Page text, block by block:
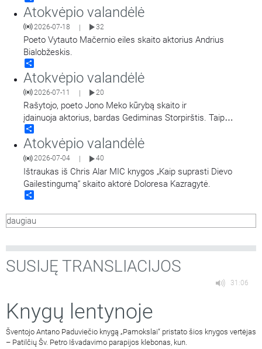
Paplauskienė.
Atokvėpio valandėlė
2026-07-18 | 32
Poeto Vytauto Mačernio eiles skaito aktorius Andrius
Bialobžeskis.
Atokvėpio valandėlė
2026-07-11 | 20
Rašytojo, poeto Jono Meko kūrybą skaito ir
įdainuoja aktorius, bardas Gediminas Storpirštis. Taip
pat girdime kūrinius pagal Jono Meko žodžius iš Gedimino
Storpirščio dainų rinkinio „Šaknys“.
Atokvėpio valandėlė
2026-07-04 40
Ištraukas iš Chris Alar MIC knygos „Kaip suprasti Dievo
Gailestingumą“ skaito aktorė Doloresa Kazragytė.
daugiau
SUSIJĘ TRANSLIACIJOS
31:06
Knygų lentynoje
Šventojo Antano Paduviečio knygą „Pamokslai“ pristato šios knygos vertėjas
– Patilčių Šv. Petro Išvadavimo parapijos klebonas, kun.